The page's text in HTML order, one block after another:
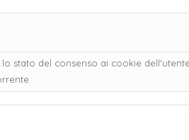
lo stato del consenso ai cookie